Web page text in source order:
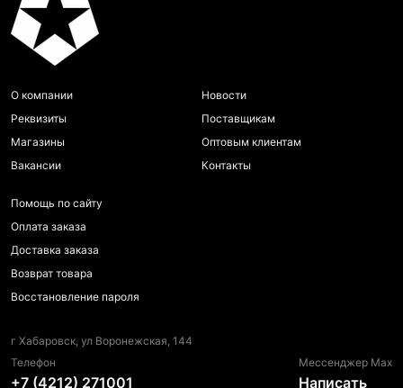
О компании
Реквизиты
Магазины
Вакансии
Новости
Поставщикам
Оптовым клиентам
Контакты
Помощь по сайту
Оплата заказа
Доставка заказа
Возврат товара
Восстановление пароля
г Хабаровск, ул Воронежская, 144
Телефон
+7 (4212) 271001
Мессенджер Max
Написать